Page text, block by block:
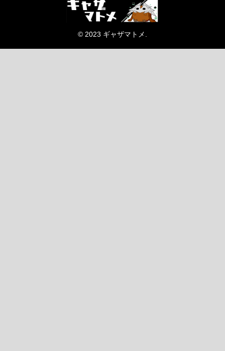
© 2023 ギャザマトメ.